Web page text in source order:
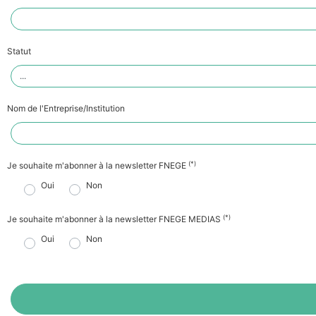
Statut
Nom de l'Entreprise/Institution
Je souhaite m'abonner à la newsletter FNEGE (*)
Oui Non
Je souhaite m'abonner à la newsletter FNEGE MEDIAS (*)
Oui Non